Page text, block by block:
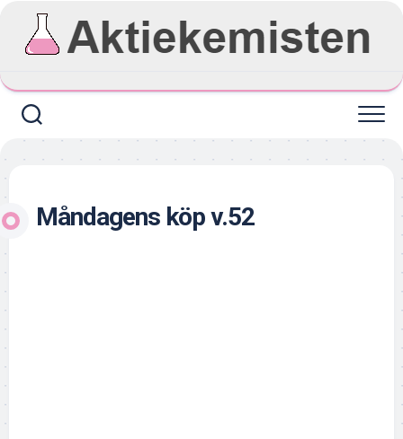
content
Måndagens köp v.52